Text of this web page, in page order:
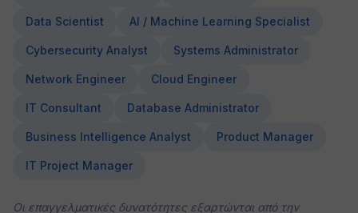
Data Scientist AI / Machine Learning Specialist
Cybersecurity Analyst Systems Administrator
Network Engineer Cloud Engineer
IT Consultant Database Administrator
Business Intelligence Analyst Product Manager
IT Project Manager
Οι επαγγελματικές δυνατότητες εξαρτώνται από την